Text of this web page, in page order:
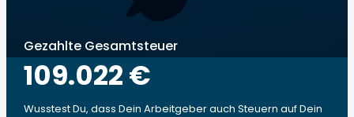
Gezahlte Gesamtsteuer
109.022 €
Wusstest Du, dass Dein Arbeitgeber auch Steuern auf Dein